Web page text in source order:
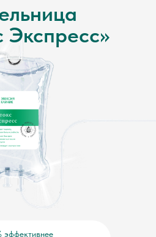
Экспресс»
эффективнее